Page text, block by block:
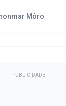
Môro
PUBLICIDADE